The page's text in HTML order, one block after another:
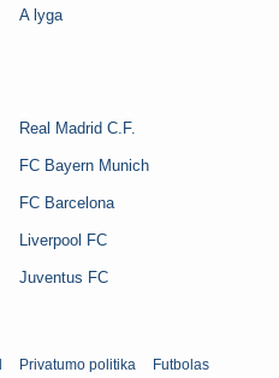
A lyga
Real Madrid C.F.
FC Bayern Munich
FC Barcelona
Liverpool FC
Juventus FC
Privatumo politika Futbolas